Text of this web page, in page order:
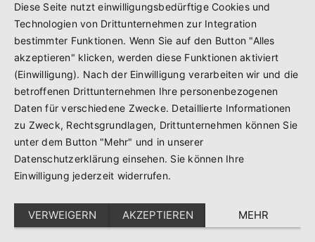
Diese Seite nutzt einwilligungsbedürftige Cookies und
Technologien von Drittunternehmen zur Integration
bestimmter Funktionen. Wenn Sie auf den Button "Alles
akzeptieren" klicken, werden diese Funktionen aktiviert
(Einwilligung). Nach der Einwilligung verarbeiten wir und die
betroffenen Drittunternehmen Ihre personenbezogenen
Daten für verschiedene Zwecke. Detaillierte Informationen
zu Zweck, Rechtsgrundlagen, Drittunternehmen können Sie
unter dem Button "Mehr" und in unserer
Datenschutzerklärung einsehen. Sie können Ihre
Einwilligung jederzeit widerrufen.
VERWEIGERN AKZEPTIEREN MEHR